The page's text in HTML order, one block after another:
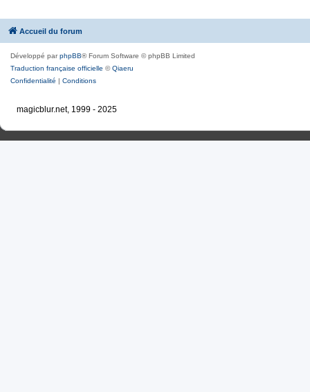
Accueil du forum
Développé parphpBB® Forum Software © phpBB Limited
Traduction française officielle ©Qiaeru
Confidentialité | Conditions
magicblur.net, 1999 - 2025